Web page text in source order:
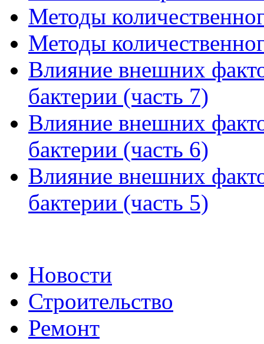
Методы
Методы
Влияние внешних
бактерии (часть 7)
Влияние внешних
бактерии (часть 6)
Влияние внешних
бактерии (часть 5)
Новости
Строительство
Ремонт